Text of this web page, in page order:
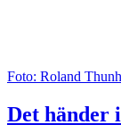
Foto: Roland
Det händer